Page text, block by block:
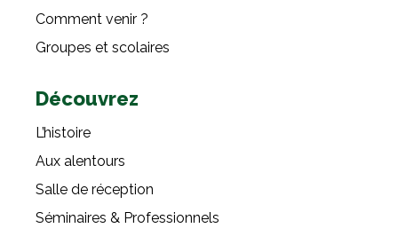
Comment venir ?
Groupes et scolaires
Découvrez
L’histoire
Aux alentours
Salle de réception
Séminaires & Professionnels